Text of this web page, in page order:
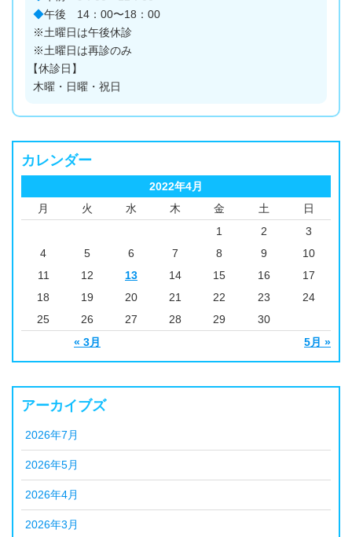
◆午後 14：00〜18：00
※土曜日は午後休診
※土曜日は再診のみ
【休診日】
木曜・日曜・祝日
カレンダー
2022年4月
月
火 水 木 金 土 日
« 3月 5月 »
1 2
3
4
5 6 7 8 9
10
11
12 13 14 15 16
17
18
19 20 21 22 23
24
25
26 27 28 29 30
アーカイブズ
2026年7月
2026年5月
2026年4月
2026年3月